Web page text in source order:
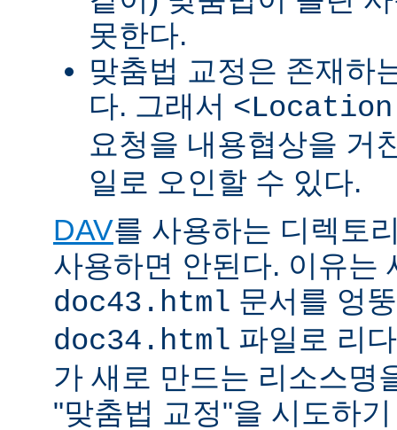
못한다.
맞춤법 교정은 존재하
다. 그래서
요청을 내용협상을 거
일로 오인할 수 있다.
DAV를 사용하는 디렉토
사용하면 안된다. 이유는
doc43.html 문서를 엉
doc34.html 파일로 리
가 새로 만드는 리소스명
"맞춤법 교정"을 시도하